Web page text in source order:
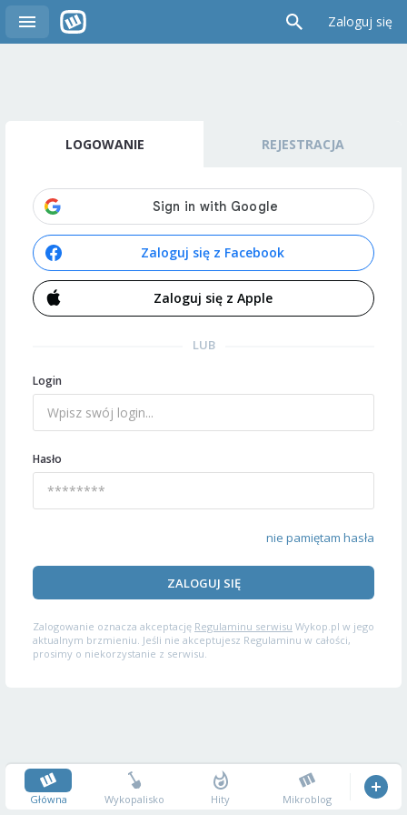
Zaloguj się
LOGOWANIE REJESTRACJA
Zaloguj się z Facebook
Zaloguj się z Apple
LUB
Login
Hasło
nie pamiętam hasła
ZALOGUJ SIĘ
Zalogowanie oznacza akceptację Regulaminu serwisu Wykop.pl w jego
aktualnym brzmieniu. Jeśli nie akceptujesz Regulaminu w całości,
prosimy o niekorzystanie z serwisu.
Główna Wykopalisko Hity Mikroblog